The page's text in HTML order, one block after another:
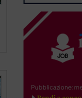
Pubblicazione: